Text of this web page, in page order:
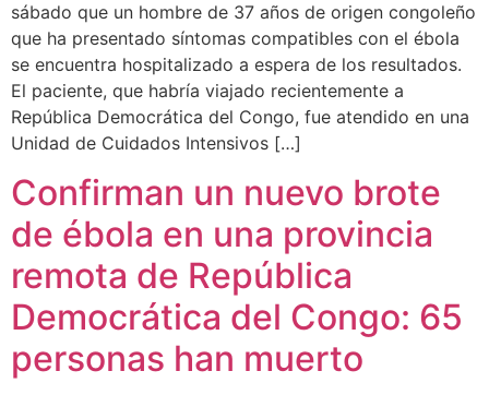
sábado que un hombre de 37 años de origen congoleño
que ha presentado síntomas compatibles con el ébola
se encuentra hospitalizado a espera de los resultados.
El paciente, que habría viajado recientemente a
República Democrática del Congo, fue atendido en una
Unidad de Cuidados Intensivos […]
Confirman un nuevo brote
de ébola en una provincia
remota de República
Democrática del Congo: 65
personas han muerto